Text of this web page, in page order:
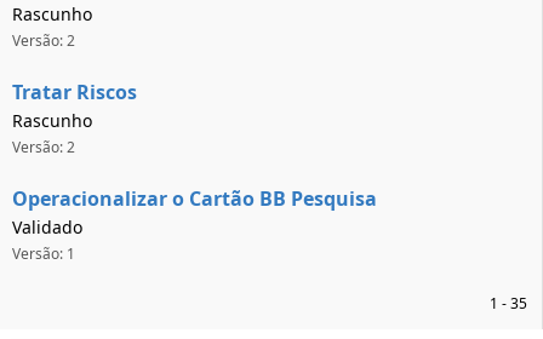
Rascunho
Versão: 2
Tratar Riscos
Rascunho
Versão: 2
Operacionalizar o Cartão BB Pesquisa
Validado
Versão: 1
1 - 35